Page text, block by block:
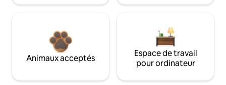
Animaux acceptés
Espace de travail
pour ordinateur